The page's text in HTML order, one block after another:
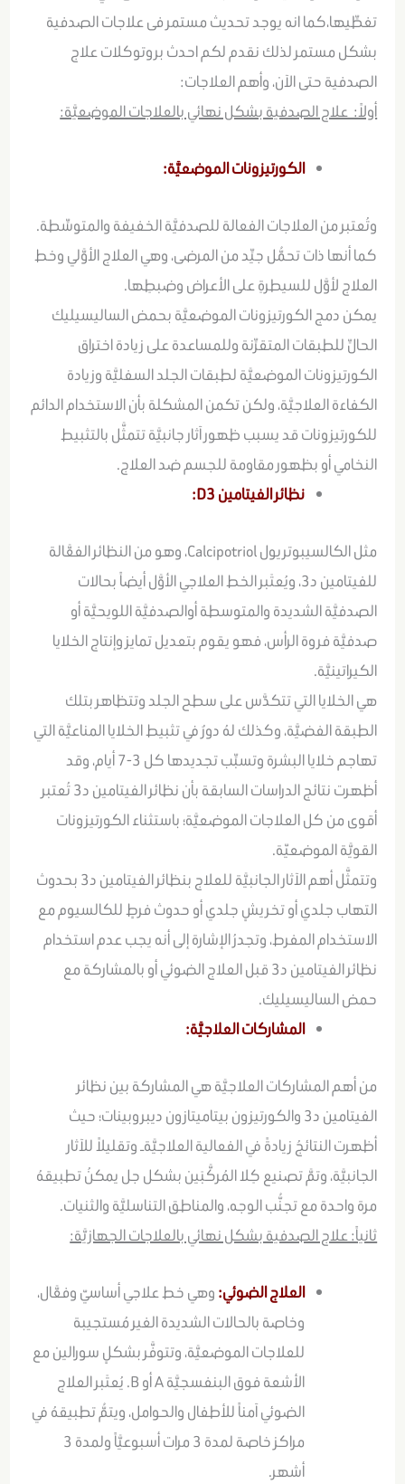
تغطِّيها،كما انه يوجد تحديث مستمر فى علاجات الصدفية
بشكل مستمر لذلك نقدم لكم احدث بروتوكلات علاج
الصدفية حتى الآن، وأهم العلاجات:
أولاً: علاج الصدفية بشكل نهائي بالعلاجات الموضعيَّة:
الكورتيزونات الموضعيَّة:
وتُعتبر من العلاجات الفعالة للصدفيَّة الخفيفة والمتوسِّطة.
كما أنها ذات تحمُّل جيِّد من المرضى، وهي العلاج الأوَّلي وخط
العلاج لأوَّل للسيطرةِ على الأعراض وضبطِها.
يمكن دمج الكورتيزونات الموضعيَّة بحمض الساليسيليك
الحالِّ للطبقات المتقرِّنة وللمساعدة على زيادة اختراق
الكورتيزونات الموضعيَّة لطبقات الجلد السفليَّة وزيادة
الكفاءة العلاجيَّة، ولكن تكمن المشكلة بأن الاستخدام الدائم
للكورتيزونات قد يسبب ظهور آثار جانبيَّة تتمثَّل بالتثبيط
النخامي أو بظهور مقاومة للجسم ضد العلاج.
نظائر الفيتامين D3:
مثل الكالسيبوتريول Calcipotriol، وهو من النظائر الفعَّالة
للفيتامين د3، ويُعتَبر الخط العلاجي الأوَّل أيضاً بحالات
الصدفيَّة الشديدة والمتوسطة أوالصدفيَّة اللويحيَّة أو
صدفيَّة فروة الرأس، فهو يقوم بتعديل تمايز وإنتاج الخلايا
الكيراتينيَّة.
هي الخلايا التي تتكدَّس على سطح الجلد وتتظاهر بتلك
الطبقة الفضيَّة، وكذلك لهُ دورٌ في تثبيط الخلايا المناعيَّة التي
تهاجم خلايا البشرة وتسبِّب تجديدها كل 3-7 أيام، وقد
أظهرت نتائج الدراسات السابقة بأن نظائر الفيتامين د3 تُعتبر
أقوى من كل العلاجات الموضعيَّة؛ باستثناء الكورتيزونات
القويَّة الموضعيّة.
وتتمثَّل أهم الآثار الجانبيَّة للعلاج بنظائر الفيتامين د3 بحدوث
التهاب جلدي أو تخريشٍ جلدي أو حدوث فرطٍ للكالسيوم مع
الاستخدام المفرط، وتجدرُ الإشارة إلى أنه يجب عدم استخدام
نظائر الفيتامين د3 قبل العلاج الضوئي أو بالمشاركة مع
حمض الساليسيليك.
المشاركات العلاجيَّة:
من أهم المشاركات العلاجيَّة هي المشاركة بين نظائر
الفيتامين د3 والكورتيزون بيتاميتازون ديبروبينات؛ حيث
أظهرت النتائجُ زيادةً في الفعالية العلاجيَّةـ وتقليلاً للآثار
الجانبيَّة، وتمَّ تصنيع كِلا المُركَّبَين بشكل جل يمكنُ تطبيقهُ
مرة واحدة مع تجنُّب الوجه، والمناطق التناسليَّة والثنيات.
ثانياً: علاج الصدفية بشكل نهائي بالعلاجات الجهازيَّة:
العلاج الضوئي: وهي خط علاجي أساسيّ وفعَّال،
وخاصة بالحالات الشديدة الغير مُستجيبة
للعلاجات الموضعيَّة، وتتوفَّر بشكلٍ سورالين مع
الأشعة فوق البنفسجيَّة A أو B. يُعتَبر العلاج
الضوئي آمناً للأطفال والحوامل، ويتمُّ تطبيقهُ في
مراكز خاصة لمدة 3 مرات أسبوعيَّاً ولمدة 3
أشهر.